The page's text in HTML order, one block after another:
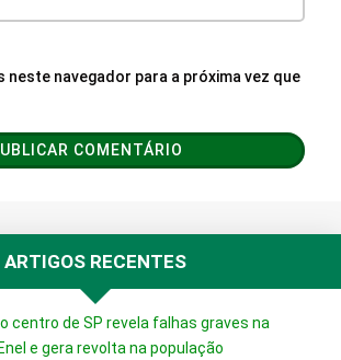
neste navegador para a próxima vez que
ARTIGOS RECENTES
centro de SP revela falhas graves na
e gera revolta na população